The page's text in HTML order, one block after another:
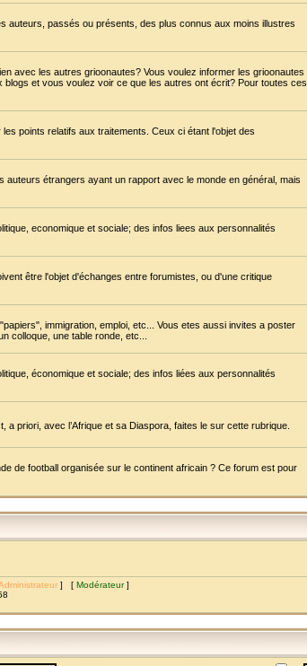
auteurs, passés ou présents, des plus connus aux moins illustres
avec les autres grioonautes? Vous voulez informer les grioonautes
et vous voulez voir ce que les autres ont écrit? Pour toutes ces
points relatifs aux traitements. Ceux ci étant l'objet des
étrangers ayant un rapport avec le monde en général, mais
economique et sociale; des infos liees aux personnalités
être l'objet d'échanges entre forumistes, ou d'une critique
immigration, emploi, etc... Vous etes aussi invites a poster
colloque, une table ronde, etc...
économique et sociale; des infos liées aux personnalités
a priori, avec l’Afrique et sa Diaspora, faites le sur cette rubrique.
de football organisée sur le continent africain ? Ce forum est pour
] [ Modérateur]